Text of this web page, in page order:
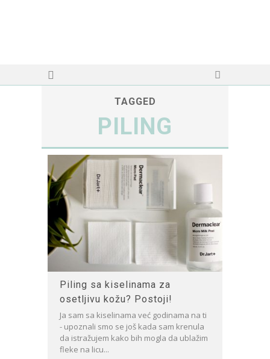
TAGGED
PILING
Piling sa kiselinama za
osetljivu kožu? Postoji!
Ja sam sa kiselinama već godinama na ti
- upoznali smo se još kada sam krenula
da istražujem kako bih mogla da ublažim
fleke na licu...